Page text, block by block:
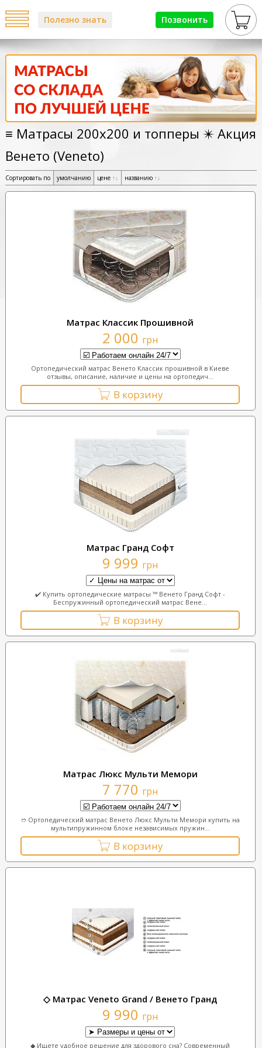
Позвонить
Полезно знать
≡ Матрасы 200х200 и топперы ✴️ Акция
Венето (Veneto)
Сортировать по умолчанию цене ↑↓ названию ↑↓
Матрас Классик Прошивной
2 000 грн
Ортопедический матрас Венето Классик прошивной в Киеве
отзывы, описание, наличие и цены на ортопедич...
В корзину
Матрас Гранд Софт
9 999 грн
✔️ Купить ортопедические матрасы ™ Венето Гранд Софт -
Беспружинный ортопедический матрас Вене...
В корзину
Матрас Люкс Мульти Мемори
7 770 грн
➱ Ортопедический матрас Венето Люкс Мульти Мемори купить на
мультипружинном блоке независимых пружин...
В корзину
◇ Матрас Veneto Grand / Венето Гранд
9 990 грн
◆ Ищете удобное решение для здорового сна? Современный